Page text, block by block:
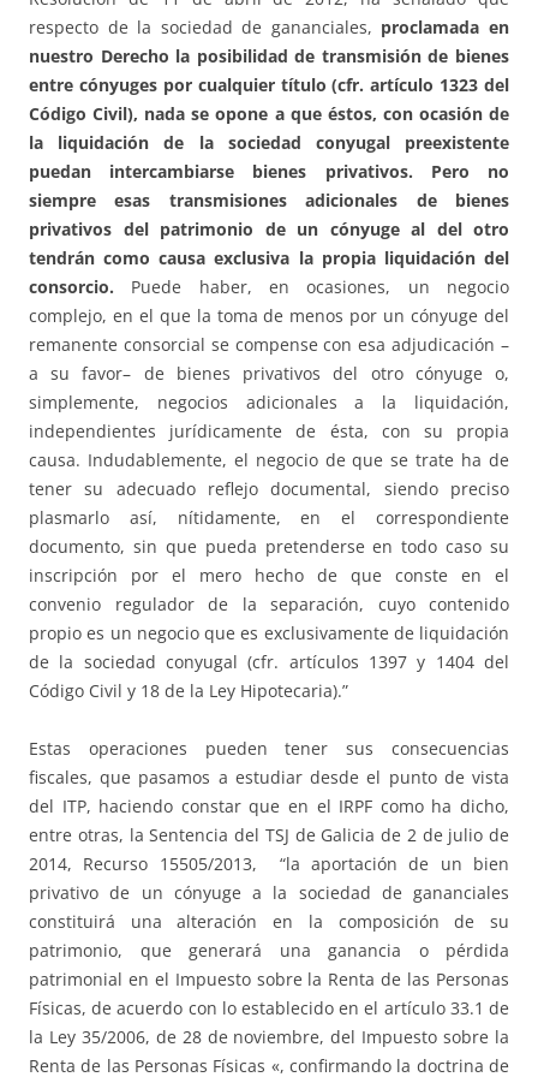
respecto de la sociedad de gananciales, proclamada en
nuestro Derecho la posibilidad de transmisión de bienes
entre cónyuges por cualquier título (cfr. artículo 1323 del
Código Civil), nada se opone a que éstos, con ocasión de
la liquidación de la sociedad conyugal preexistente
puedan intercambiarse bienes privativos. Pero no
siempre esas transmisiones adicionales de bienes
privativos del patrimonio de un cónyuge al del otro
tendrán como causa exclusiva la propia liquidación del
consorcio. Puede haber, en ocasiones, un negocio
complejo, en el que la toma de menos por un cónyuge del
remanente consorcial se compense con esa adjudicación –
a su favor– de bienes privativos del otro cónyuge o,
simplemente, negocios adicionales a la liquidación,
independientes jurídicamente de ésta, con su propia
causa. Indudablemente, el negocio de que se trate ha de
tener su adecuado reflejo documental, siendo preciso
plasmarlo así, nítidamente, en el correspondiente
documento, sin que pueda pretenderse en todo caso su
inscripción por el mero hecho de que conste en el
convenio regulador de la separación, cuyo contenido
propio es un negocio que es exclusivamente de liquidación
de la sociedad conyugal (cfr. artículos 1397 y 1404 del
Código Civil y 18 de la Ley Hipotecaria).”
Estas operaciones pueden tener sus consecuencias
fiscales, que pasamos a estudiar desde el punto de vista
del ITP, haciendo constar que en el IRPF como ha dicho,
entre otras, la Sentencia del TSJ de Galicia de 2 de julio de
2014, Recurso 15505/2013, “la aportación de un bien
privativo de un cónyuge a la sociedad de gananciales
constituirá una alteración en la composición de su
patrimonio, que generará una ganancia o pérdida
patrimonial en el Impuesto sobre la Renta de las Personas
Físicas, de acuerdo con lo establecido en el artículo 33.1 de
la Ley 35/2006, de 28 de noviembre, del Impuesto sobre la
Renta de las Personas Físicas «, confirmando la doctrina de